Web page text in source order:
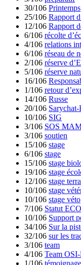
30/106 Printemps
25/106 Rapport
12/106 Rapport
6/106 récolte
4/106 relations
6/106 réseau de
2/106 réserve
5/106 réserve
16/106
1/106 retour
14/106 Russe
20/106 Sarychat-
10/106 SIG
3/106 SOS
3/106 soutien
15/106 stage
6/106 stage
15/106 stage
19/106 stage
12/106 stage
10/106 stage
10/106 stage véto
7/106 Statut
10/106 Support
34/106 Sur la
32/106 sur les
3/106 team
4/106 Team OSI-
1/106 témoignage